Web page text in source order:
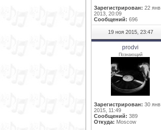
Зарегистрирован: 22 янв
2013, 20:09
Сообщений: 696
19 ноя 2015, 23:47
prodvi
Познающий
Зарегистрирован: 30 янв
2015, 11:49
Сообщений: 389
Откуда: Moscow